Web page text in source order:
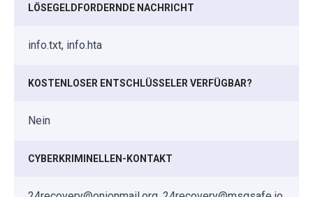
LÖSEGELDFORDERNDE NACHRICHT
info.txt, info.hta
KOSTENLOSER ENTSCHLÜSSELER VERFÜGBAR?
Nein
CYBERKRIMINELLEN-KONTAKT